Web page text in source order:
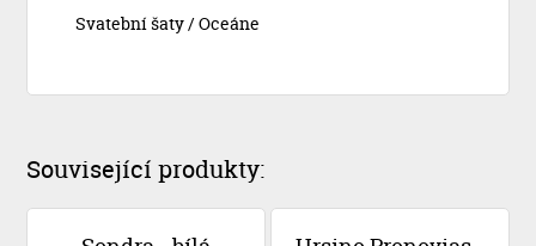
Svatební šaty / Oceáne
Související produkty: